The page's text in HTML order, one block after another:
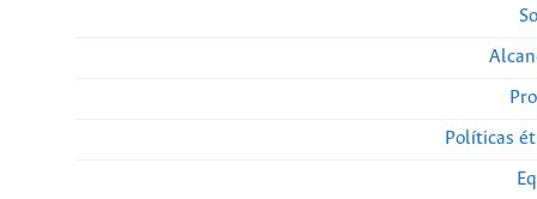
Políticas